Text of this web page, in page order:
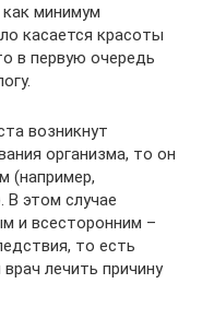
как минимум
касается красоты
в первую очередь
возникнут
организма, то он
(например,
В этом случае
и всесторонним –
то есть
лечить причину